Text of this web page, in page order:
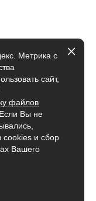
Метрика с
сайт,
файлов
Если Вы не
cookies и сбор
Вашего